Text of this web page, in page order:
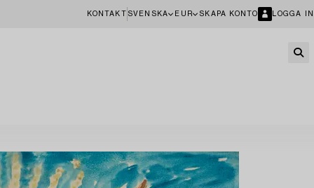
KONTAKT SVENSKA EUR SKAPA KONTO LOGGA IN